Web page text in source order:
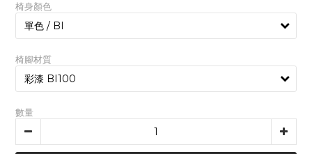
椅身顏色
椅腳材質
數量